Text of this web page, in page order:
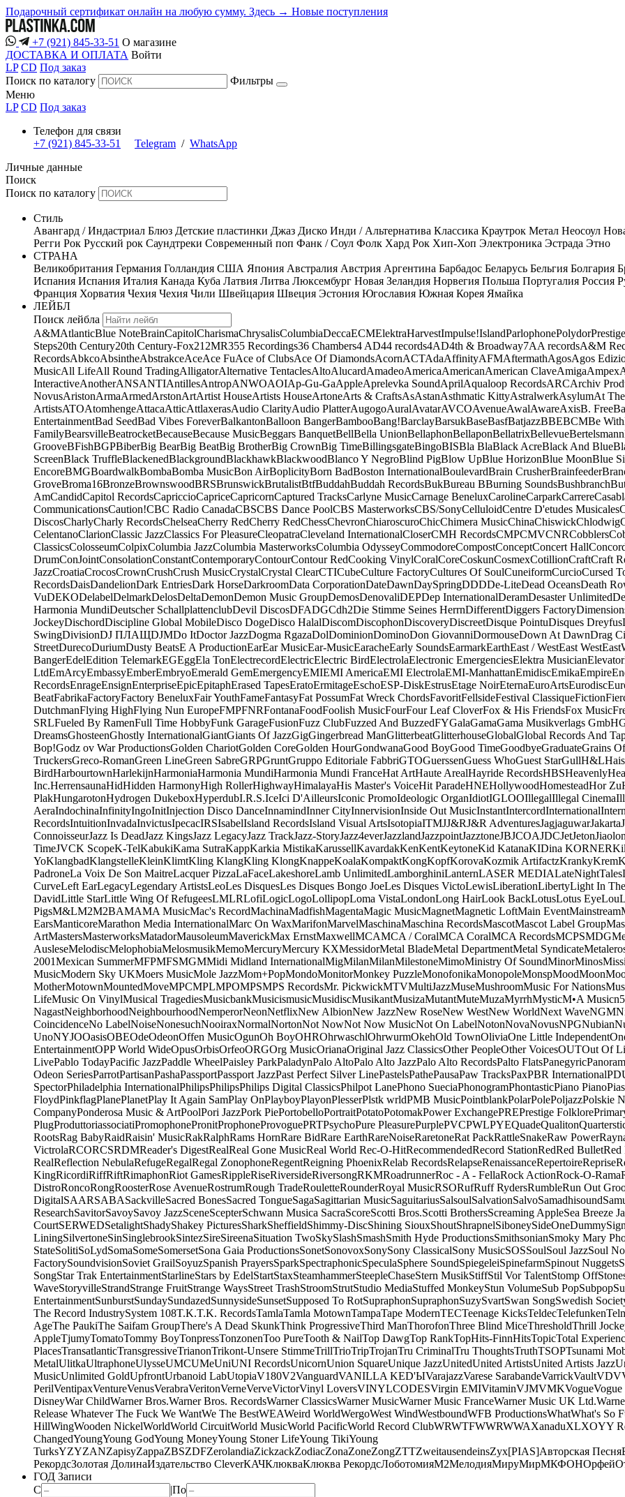
Подарочный сертификат онлайн на любую сумму. Здесь → Новые поступления
+7 (921) 845-33-51 О магазине
ДОСТАВКА И ОПЛАТА Войти
LP CD Под заказ
Поиск по каталогу
Фильтры
Меню
LP CD Под заказ
Телефон для связи
+7 (921) 845-33-51
Telegram / WhatsApp
Личные данные
Поиск
Поиск по каталогу
Стиль
Авангард / Индастриал Блюз Детские пластинки Джаз Диско Инди / Альтернатива Классика Краутрок Метал Неосоул
Регги Рок Русский рок Саундтреки Современный поп Фанк / Соул Фолк Хард Рок Хип-Хоп Электроника Эстрада Этно
СТРАНА
Великобритания Германия Голландия США Япония Австралия Австрия Аргентина Барбадос Беларусь Бельгия Болгария
Испания Испания Италия Канада Куба Латвия Литва Люксембург Новая Зеландия Норвегия Польша Португалия Россия
Франция Хорватия Чехия Чехия Чили Швейцария Швеция Эстония Югославия Южная Корея Ямайка
ЛЕЙБЛ
Поиск лейбла
A&MAtlanticBlue NoteBrainCapitolCharismaChrysalisColumbiaDeccaECMElektraHarvestImpulse!IslandParlophonePolydorPrestige
Steps20th Century20th Century-Fox21 2MR355 Recordings36 Chambers4 AD44 records4AD4th & Broadway7AA recordsA&M
RecordsAbkcoAbsintheAbstrakceAceAce FuAce of ClubsAce Of DiamondsAcornACTAdaAffinityAFMAftermathAgosAgos
MusicAll LifeAll Round TradingAlligatorAlternative TentaclesAltoAlucardAmadeoAmericaAmericanAmerican ClaveAmigaAmpex
InteractiveAnotherANSANTIAntillesAntropANWOAOIAp-Gu-GaAppleAprelevka SoundAprilAqualoop RecordsARCArchiv
NovusAristonArmaArmedArstonArtArtist HouseArtists HouseArtoneArts & CraftsAsAstanAsthmatic KittyAstralwerkAsylumAt
ArtistsATOAtomhengeAttacaAtticAttlaxerasAudio ClarityAudio PlatterAugogoAuralAvatarAVCOAvenueAwalAwareAxisB. Free
EntertainmentBad SeedBad Vibes ForeverBalkantonBalloon BangerBambooBang!BarclayBarsukBaseBasfBatjazzBBEBCMBe With
FamilyBearsvilleBeatrocketBecauseBecause MusicBeggars BanquetBellBella UnionBellaphonBellaponBellatrixBellevueBertelsmann
GrooveBFishBGPBiberBig BearBig BeatBig BrotherBig CrownBig TimeBillingsgateBingoBISBla BlaBlack AcreBlack And Blue
ScreenBlack TruffleBlackenedBlackgroundBlackhawkBlackwoodBlanco Y NegroBlind PigBlow UpBlue HorizonBlue MoonBlue
EncoreBMGBoardwalkBombaBomba MusicBon AirBoplicityBorn BadBoston InternationalBoulevardBrain CrusherBrainfeeder
GroveBroma16BronzeBrownswoodBRSBrunswickBrutalistBtfBuddahBuddah RecordsBukBureau BBurning SoundsBushbranch
AmCandidCapitol RecordsCapriccioCapriceCapricornCaptured TracksCarlyne MusicCarnage BeneluxCarolineCarparkCarrere
CommunicationsCaution!CBC Radio CanadaCBSCBS Dance PoolCBS MasterworksCBS/SonyCelluloidCentre D'etudes Musicales
DiscosCharlyCharly RecordsChelseaCherry RedCherry RedChessChevronChiaroscuroChicChimera MusicChinaChiswickChlodwig
CelentanoClarionClassic JazzClassics For PleasureCleopatraCleveland InternationalCloserCMH RecordsCMPCMVCNRCobblers
ClassicsColosseumColpixColumbia JazzColumbia MasterworksColumbia OdysseyCommodoreCompostConceptConcert Hall
DrumConJointConsolationConstantContemporaryContourContour RedCooking VinylCoralCoreCoskunCosmexCotillionCraftCraft
JazzCroatiaCrocosCrownCrushCrush MusicCrystalCrystal ClearCTICubeCulture FactoryCultures Of SoulCuneiformCurcioCursed
RecordsDaisDandelionDark EntriesDark HorseDarkroomData CorporationDateDawnDaySpringDDDDe-LiteDead OceansDeath
VuDEKODelabelDelmarkDelosDeltaDemonDemon Music GroupDemosDenovaliDEPDep InternationalDeramDesaster Unlimited
Harmonia MundiDeutscher SchallplattenclubDevil DiscosDFADGCdh2Die Stimme Seines HerrnDifferentDiggers Factory
JockeyDischordDiscipline Global MobileDisco DogeDisco HalalDiscomDiscophonDiscoveryDiscreetDisque PointuDisques Dreyfus
SwingDivisionDJ ПЛАЩDJMDo ItDoctor JazzDogma RgazaDolDominionDominoDon GiovanniDormouseDown At DawnDrag
StreetDurecoDuriumDusty BeatsE A ProductionEarEar MusicEar-MusicEaracheEarly SoundsEarmarkEarthEast / WestEast West
BangerEdelEdition TelemarkEGEggEla TonElectrecordElectricElectric BirdElectrolaElectronic EmergenciesElektra MusicianElevator
LtdEmArcyEmbassyEmberEmbryoEmerald GemEmergencyEMIEMI AmericaEMI ElectrolaEMI-ManhattanEmidiscEmikaEmpire
RecordsEnrageEnsignEnterpriseEpicEpitaphErased TapesEratoErmitageEschoESP-DiskEstrusEtage NoirEternaEuroArtsEurodisc
BeatFabrikaFactoryFactory BeneluxFair YouthFameFantasyFat PossumFat Wreck ChordsFavoritFellsideFestival ClassiqueFiction
DutchmanFlying HighFlying Nun EuropeFMPFNRFontanaFoodFoolish MusicFourFour Leaf CloverFox & His FriendsFox Music
SRLFueled By RamenFull Time HobbyFunk GarageFusionFuzz ClubFuzzed And BuzzedFYGalaGamaGama Musikverlags GmbH
DreamsGhosteenGhostly InternationalGiantGiants Of JazzGigGingerbread ManGlitterbeatGlitterhouseGlobalGlobal Records And
Bop!Godz ov War ProductionsGolden ChariotGolden CoreGolden HourGondwanaGood BoyGood TimeGoodbyeGraduateGrains
TruckersGreco-RomanGreen LineGreen SabreGRPGruntGruppo Editoriale FabbriGTOGuerssenGuess WhoGuest StarGullH&L
BirdHarbourtownHarlekijnHarmoniaHarmonia MundiHarmonia Mundi FranceHat ArtHaute ArealHayride RecordsHBSHeavenly
Inc.HerrensaunaHidHidden HarmonyHigh RollerHighwayHimalayaHis Master's VoiceHit ParadeHNEHollywoodHomesteadHor Zu
PlakHungarotonHydrogen DukeboxHyperdubI.R.S.IceIci D'AilleursIconic PromoIdeologic OrganIdiotIGLOOIllegalIllegal Cinema
AeraIndochinaInfinityIngoInitInjection Disco DanceInnamindInner CityInnervisionInside Out MusicInstantIntercordInternational
RecordsIntuitionInvadaInvictusIpecacIRSIsabelIsland RecordsIsland Visual ArtsIsotopiaITMJJ&RJ&R AdventuresJagjaguwarJakarta
ConnoisseurJazz Is DeadJazz KingsJazz LegacyJazz TrackJazz-StoryJazz4everJazzlandJazzpointJazztoneJBJCOAJDCJetJeton
TimeJVCK ScopeK-TelKabukiKama SutraKappKarkia MistikaKarussellKavardakKenKentKeytoneKid KatanaKIDina KORNER
YoKlangbadKlangstelleKleinKlimtKling KlangKling KlongKnappeKoalaKompaktKongKopfKorovaKozmik ArtifactzKrankyKrem
PadroneLa Voix De Son MaitreLacquer PizzaLaFaceLakeshoreLamb UnlimitedLamborghiniLanternLASER MEDIALateNightTales
CurveLeft EarLegacyLegendary ArtistsLeoLes DisquesLes Disques Bongo JoeLes Disques VictoLewisLiberationLibertyLight In
DavidLittle StarLittle Wing Of RefugeesLMLRLofiLogicLogoLollipopLoma VistaLondonLong HairLook BackLotusLotus EyeLou
PigsM&LM2M2BAMAMA MusicMac's RecordMachinaMadfishMagentaMagic MusicMagnetMagnetic LoftMain EventMainstream
EarsManticoreMarathon Media InternationalMarc On WaxMarifonMarvelMaschinaMaschina RecordsMascotMascot Label Group
ArtMastersMasterworksMatadorMausoleumMaverickMax ErnstMaxwellMCAMCA / CoralMCA CoralMCA RecordsMCPSMDG
AusleseMelodiscMelophobiaMelosmusikMemoMercuryMercury KXMessidorMetal BladeMetal DepartmentMetal Syndicate
2001Mexican SummerMFPMFSMGMMidi Midland InternationalMigMilanMilanMilestoneMimoMinistry Of SoundMinorMinos
MusicModern Sky UKMoers MusicMole JazzMom+PopMondoMonitorMonkey PuzzleMonofonikaMonopoleMonspMoodMoon
MotherMotownMountedMoveMPCMPLMPOMPSMPS RecordsMr. PickwickMTVMultiJazzMuseMushroomMusic For Nations
LifeMusic On VinylMusical TragediesMusicbankMusicismusicMusidiscMusikantMusizaMutantMuteMuzaMyrrhMysticM•A Music
NagastNeighborhoodNeighbourhoodNemperorNeonNetflixNew AlbionNew JazzNew RoseNew WestNew WorldNext WaveNGM
CoincidenceNo LabelNoiseNonesuchNooiraxNormalNortonNot NowNot Now MusicNot On LabelNotonNovaNovusNPGNubian
UnoNYJOOasisOBEOdeOdeonOffen MusicOgunOh BoyOHROhrwaschlOhrwurmOkehOld TownOliviaOne Little Independent
EntertainmentOPP World WideOpusOrbisOrfeoORGOrg MusicOrianaOriginal Jazz ClassicsOther PeopleOther VoicesOUTOut Of
LivePablo TodayPacific JazzPaddle WheelPaisley ParkPaladynPalo AltoPalo Alto JazzPalo Alto RecordsPalto FlatsPanegyric
Odeon SeriesParrotPartisanPashaPassportPassport JazzPast Perfect Silver LinePastelsPathePausaPaw TracksPaxPBR International
SpectorPhiladelphia InternationalPhilipsPhilipsPhilips Digital ClassicsPhilpot LanePhono SueciaPhonogramPhontasticPiano PianoPias
FloydPinkflagPlanePlanetPlay It Again SamPlay OnPlayboyPlayonPlesserPlstk wrldPMB MusicPointblankPolarPolePoljazzPolskie
CompanyPonderosa Music & ArtPoolPori JazzPork PiePortobelloPortraitPotatoPotomakPower ExchangePREPrestige Folklore
PlugProduttoriassociatiPromophonePronitProphoneProvoguePRTPsychoPure PleasurePurplePVCPWLPYEQuadeQualiton
RootsRag BabyRaidRaisin' MusicRakRalphRams HornRare BidRare EarthRareNoiseRaretoneRat PackRattleSnakeRaw Power
VictrolaRCORCSRDMReader's DigestRealReal Gone MusicReal World Rec-O-HitRecommendedRecord StationRedRed BulletRed
RealReflection NebulaRefugeRegalRegal ZonophoneRegentReigning PhoenixRelab RecordsRelapseRenaissanceRepertoireReprise
KingRicordiRiffRiftRimaphonRiot GamesRippleRiseRiversideRiversongRKMRoadrunnerRoc - A - FellaRock ActionRock-O-Rama
DistroRoncoRongRoosterRose AvenueRostrumRough TradeRouletteRounderRoyal MusicRSORufRuff RydersRumbleRun Out
DigitalSAARSABASackvilleSacred BonesSacred TongueSagaSagittarian MusicSaguitariusSalsoulSalvationSalvoSamadhisound
ResearchSavitorSavoySavoy JazzSceneScepterSchwann Musica SacraScoreScotti Bros.Scotti BrothersScreaming AppleSea Breeze
CourtSERWEDSetalightShadyShakey PicturesSharkSheffieldShimmy-DiscShining SiouxShoutShrapnelSiboneySideOneDummy
LiningSilvertoneSinSinglebrookSintezSireSireenaSituation TwoSkySlashSmashSmith Hyde ProductionsSmithsonianSmoky Mary
StateSolitiSoLydSomaSomeSomersetSona Gaia ProductionsSonetSonovoxSonySony ClassicalSony MusicSOSSoulSoul JazzSoul
FactorySoundvisionSoviet GrailSoyuzSpanish PrayersSparkSpectraphonicSpeculaSphere SoundSpiegeleiSpinefarmSpinout Nuggets
SongStar Trak EntertainmentStarlineStars by EdelStartStaxSteamhammerSteepleChaseStern MusikStiffStil Vor TalentStomp Off
WaveStoryvilleStrandStrange FruitStrange WaysStreet TrashStroomStrutStudio MediaStuffed MonkeyStun VolumeSub PopSubpop
EntertainmentSunburstSundaySundazedSunnysideSunsetSupposed To RotSupraphonSupraphonSuzySvartSwan SongSwedish
The Record IndustrySystem 108T.K.T.K. RecordsTamlaTamla MotownTampaTape ModernTECTeenage KicksTeldecTelefunken
AgeThe PaukiThe Saifam GroupThere's A Dead SkunkThink ProgressiveThird ManThorofonThree Blind MiceThresholdThrill
AppleTjumyTomatoTommy BoyTonpressTonzonenToo PureTooth & NailTop DawgTop RankTopHits-FinnHitsTopicTotal
PlacesTransatlanticTransgressiveTrianonTrikont-Unsere StimmeTrillTrioTripTrojanTru CriminalTru ThoughtsTruthTSOPTsunami
MetalUlitkaUltraphoneUlysseUMCUMeUniUNI RecordsUnicornUnion SquareUnique JazzUnitedUnited ArtistsUnited Artists Jazz
MusicUnlimited GoldUpfrontUrbanoid LabUtopiaV180V2VanguardVANILLA KED'ЫVarajazzVarese SarabandeVarrickVaultVDV
PerilVentipaxVentureVenusVerabraVeritonVerneVerveVictorVinyl LoversVINYLCODESVirgin EMIVitaminVJMVMKVogueVogue
DisneyWar ChildWarner Bros.Warner Bros. RecordsWarner ClassicsWarner MusicWarner Music FranceWarner Music UK Ltd.
Release Whatever The Fuck We WantWe The BestWEAWeird WorldWergoWest WindWestboundWFB ProductionsWhatWhat's So
HillWingWooden NickelWorldWorld CircuitWorld MusicWorld PacificWorld Record ClubWRWTFWWRWWAXanaduXLXOYY
ChangedYoungYoung GodYoung MoneyYoung Stoner LifeYoung TikiYoung
TurksYZYZANZapisyZappaZBSZDFZerolandiaZickzackZodiacZonaZoneZongZTTZweitausendeinsZyx[PIAS]Авторская Песня
РекордсЗолотая ДолинаИздательство CleverКАЧКлюкваКлюква РекордсЛоботомияМ2МелодияМируМирМКФОНОрфей
ГОД Записи
С
|По